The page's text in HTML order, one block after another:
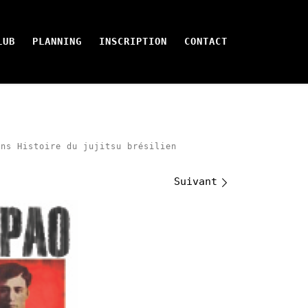
PLANNING INSCRIPTION CONTACT
Histoire du jujitsu brésilien
Suivant